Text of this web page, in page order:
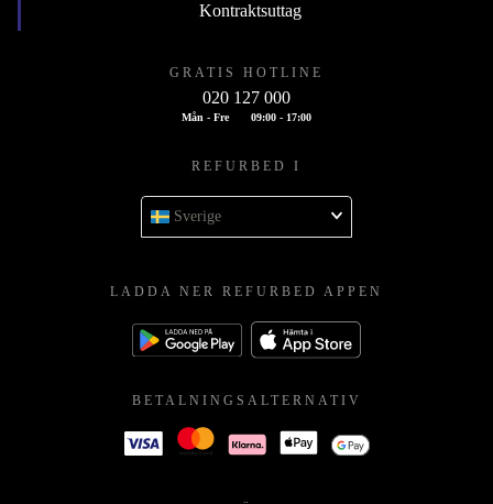
Kontraktsuttag
GRATIS HOTLINE
020 127 000
Mån - Fre 09:00 - 17:00
REFURBED I
Sverige
LADDA NER REFURBED APPEN
BETALNINGSALTERNATIV